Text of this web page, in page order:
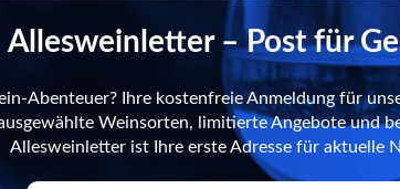
Allesweinletter – Post für
Abenteuer? Ihre kostenfreie Anmeldung für
Weinsorten, limitierte Angebote und
Allesweinletter ist Ihre erste Adresse für aktuelle